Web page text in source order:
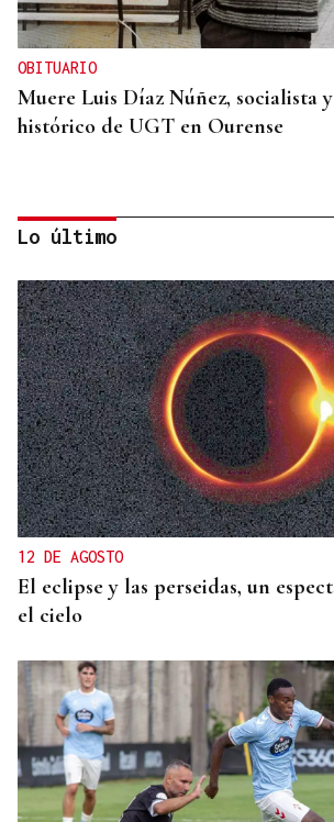
OBITUARIO
Muere Luis Díaz Núñez, socialista
histórico de UGT en Ourense
CANEDO
Un herido en la colisión entre dos
entrada a las termas de Outariz
Lo último
12 DE AGOSTO
El eclipse y las perseidas, un
el cielo